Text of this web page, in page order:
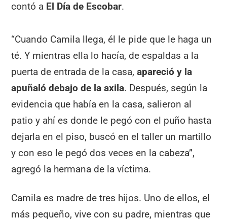
contó a El Día de Escobar.
“Cuando Camila llega, él le pide que le haga un
té. Y mientras ella lo hacía, de espaldas a la
puerta de entrada de la casa,apareció y la
apuñaló debajo de la axila. Después, según la
evidencia que había en la casa, salieron al
patio y ahí es donde le pegó con el puño hasta
dejarla en el piso, buscó en el taller un martillo
y con eso le pegó dos veces en la cabeza”,
agregó la hermana de la víctima.
Camila es madre de tres hijos. Uno de ellos, el
más pequeño, vive con su padre, mientras que